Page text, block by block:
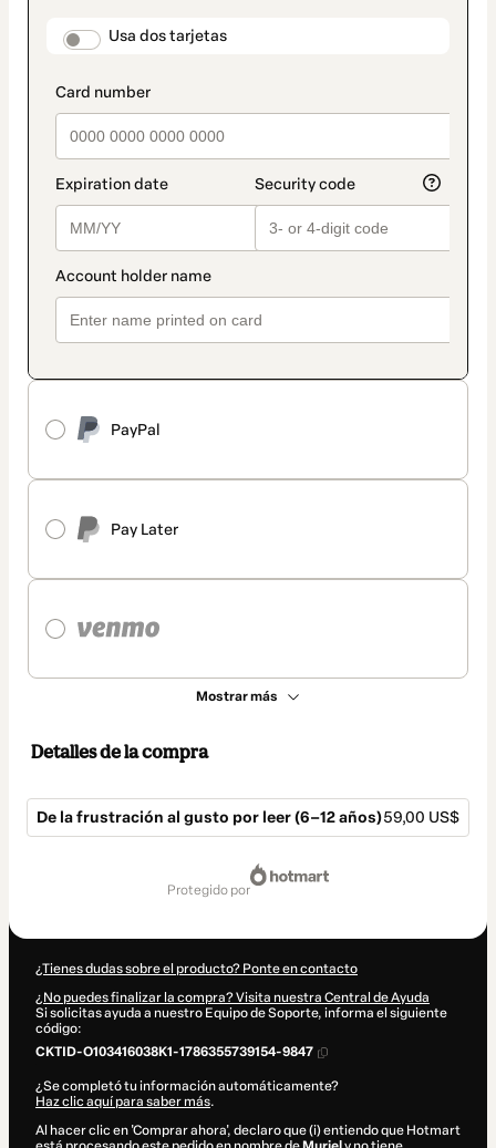
payment_data.section_title_v2
Usa dos tarjetas
PayPal
Pay Later
Mostrar más
seleccionado
Detalles de la compra
De la frustración al gusto por leer (6–12 años)59,00 US$
protegido por
¿Tienes dudas sobre el producto? Ponte en contacto
¿No puedes finalizar la compra? Visita nuestra Central de Ayuda
Si solicitas ayuda a nuestro Equipo de Soporte, informa el siguiente
código:
CKTID-O103416038K1-1786355739154-9847
¿Se completó tu información automáticamente?
Haz clic aquí para saber más.
Al hacer clic en 'Comprar ahora', declaro que (i) entiendo que Hotmart